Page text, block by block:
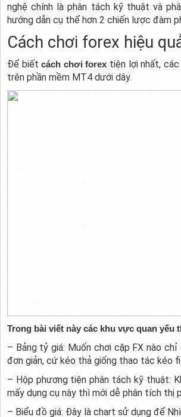
nghệ chính là phân tách kỹ thuật và
hướng dẫn cụ thể hơn 2 chiến lược đàm
Cách chơi forex hiệu
Để biếtcách chơi forex tiện lợi nhất,
trên phần mềm MT4 dưới dây.
Trong bài viết này các khu vực quan
– Bảng tỷ giá: Muốn chơi cặp FX nào
đơn giản, cứ kéo thả giống thao tác kéo
– Hộp phương tiện phân tách kỹ thuật:
mấy dụng cụ này thì mới dễ phân tích thị
– Biểu đồ giá: Đây là chart sử dụng để